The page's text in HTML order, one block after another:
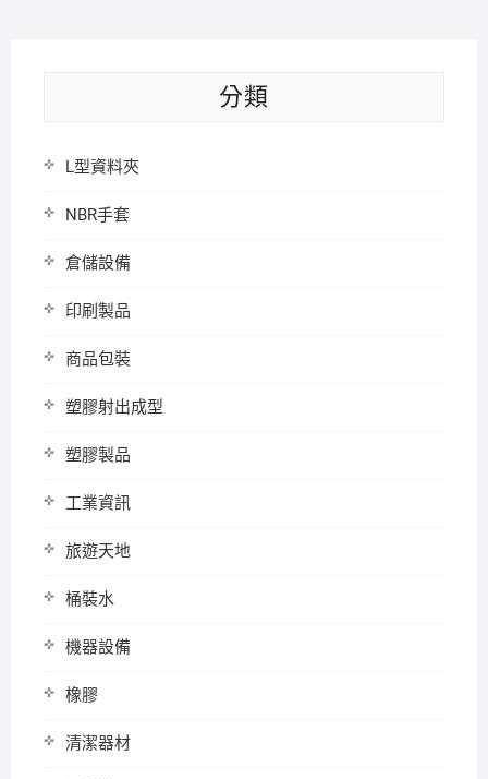
分類
L型資料夾
NBR手套
倉儲設備
印刷製品
商品包裝
塑膠射出成型
塑膠製品
工業資訊
旅遊天地
桶裝水
機器設備
橡膠
清潔器材